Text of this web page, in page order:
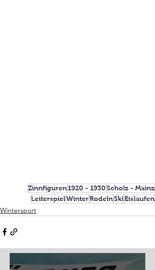
Zinnfiguren1920 - 1930Scholz - Mainz
LeiterspielWinterRodelnSkiEislaufen
Wintersport